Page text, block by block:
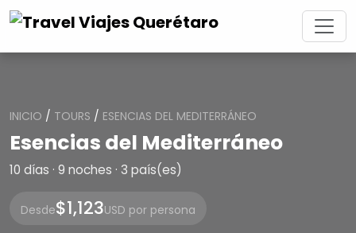
INICIO / TOURS / ESENCIAS DEL MEDITERRÁNEO
Esencias del Mediterráneo
10 días · 9 noches · 3 país(es)
Desde$1,123USD por persona